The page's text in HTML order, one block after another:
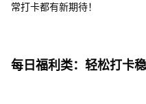
常打卡都有新期待！
每日福利类：轻松打卡